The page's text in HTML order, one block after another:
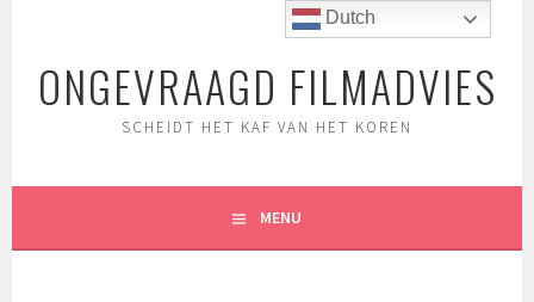
inhoudONGEVRAAGD FILMADVIES
SCHEIDT HET KAF VAN HET KOREN
MENU
Dutch